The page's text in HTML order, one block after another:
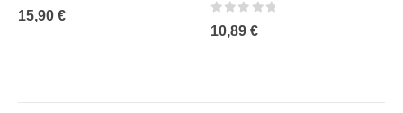
0out of 5
15,90 € 0 out of 5
10,89 €